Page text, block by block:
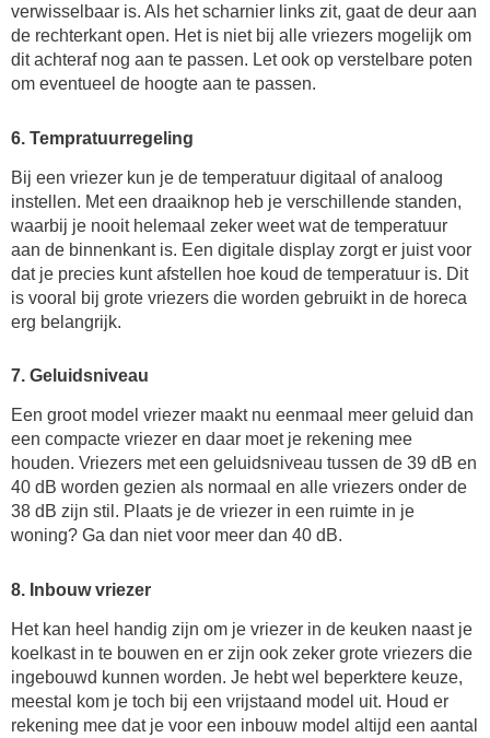
verwisselbaar is. Als het scharnier links zit, gaat de deur aan
de rechterkant open. Het is niet bij alle vriezers mogelijk om
dit achteraf nog aan te passen. Let ook op verstelbare poten
om eventueel de hoogte aan te passen.
6. Tempratuurregeling
Bij een vriezer kun je de temperatuur digitaal of analoog
instellen. Met een draaiknop heb je verschillende standen,
waarbij je nooit helemaal zeker weet wat de temperatuur
aan de binnenkant is. Een digitale display zorgt er juist voor
dat je precies kunt afstellen hoe koud de temperatuur is. Dit
is vooral bij grote vriezers die worden gebruikt in de horeca
erg belangrijk.
7. Geluidsniveau
Een groot model vriezer maakt nu eenmaal meer geluid dan
een compacte vriezer en daar moet je rekening mee
houden. Vriezers met een geluidsniveau tussen de 39 dB en
40 dB worden gezien als normaal en alle vriezers onder de
38 dB zijn stil. Plaats je de vriezer in een ruimte in je
woning? Ga dan niet voor meer dan 40 dB.
8. Inbouw vriezer
Het kan heel handig zijn om je vriezer in de keuken naast je
koelkast in te bouwen en er zijn ook zeker grote vriezers die
ingebouwd kunnen worden. Je hebt wel beperktere keuze,
meestal kom je toch bij een vrijstaand model uit. Houd er
rekening mee dat je voor een inbouw model altijd een aantal